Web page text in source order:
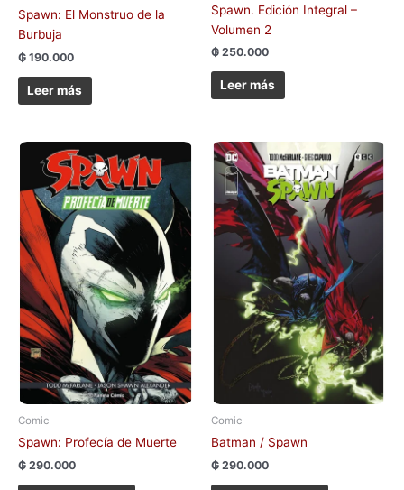
Spawn: El Monstruo de la
Burbuja
₲ 190.000
Leer más
Spawn. Edición Integral –
Volumen 2
₲ 250.000
Leer más
Comic
Spawn: Profecía de Muerte
₲ 290.000
Comic
Batman / Spawn
₲ 290.000